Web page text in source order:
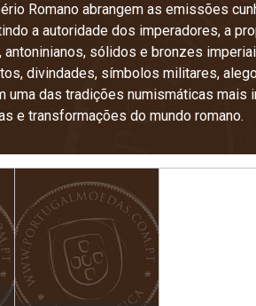
Romano abrangem as emissões
a autoridade dos imperadores, a
sólidos e bronzes
divindades, símbolos militares,
uma das tradições numismáticas
e transformações do mundo romano.